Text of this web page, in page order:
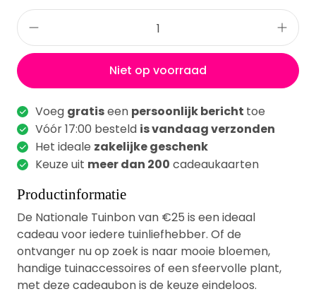
Niet op voorraad
Voeg gratiseen persoonlijk bericht toe
Vóór 17:00 besteld is vandaag verzonden
Het ideale zakelijke geschenk
Keuze uit meer dan 200 cadeaukaarten
Productinformatie
De Nationale Tuinbon van €25 is een ideaal
cadeau voor iedere tuinliefhebber. Of de
ontvanger nu op zoek is naar mooie bloemen,
handige tuinaccessoires of een sfeervolle plant,
met deze cadeaubon is de keuze eindeloos.